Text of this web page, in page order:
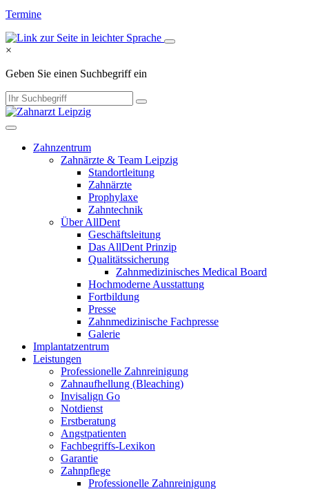
Termine
×
Geben Sie einen Suchbegriff ein
Zahnzentrum
Zahnärzte & Team Leipzig
Standortleitung
Zahnärzte
Prophylaxe
Zahntechnik
Über AllDent
Geschäftsleitung
Das AllDent Prinzip
Qualitätssicherung
Zahnmedizinisches Medical Board
Hochmoderne Ausstattung
Fortbildung
Presse
Zahnmedizinische Fachpresse
Galerie
Implantatzentrum
Leistungen
Professionelle Zahnreinigung
Zahnaufhellung (Bleaching)
Invisalign Go
Notdienst
Erstberatung
Angstpatienten
Fachbegriffs-Lexikon
Garantie
Zahnpflege
Professionelle Zahnreinigung